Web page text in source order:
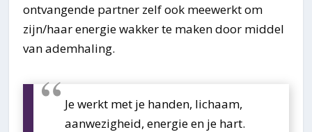
ontvangende partner zelf ook meewerkt om
zijn/haar energie wakker te maken door middel
van ademhaling.
Je werkt met je handen, lichaam,
aanwezigheid, energie en je hart.